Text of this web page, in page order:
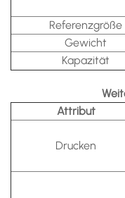
Referenzgröße
Gewicht
Kapazität
Attribut
Drucken